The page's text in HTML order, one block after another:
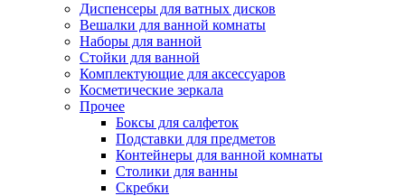
Диспенсеры для ватных дисков
Вешалки для ванной комнаты
Наборы для ванной
Стойки для ванной
Комплектующие для аксессуаров
Косметические зеркала
Прочее
Боксы для салфеток
Подставки для предметов
Контейнеры для ванной комнаты
Столики для ванны
Скребки